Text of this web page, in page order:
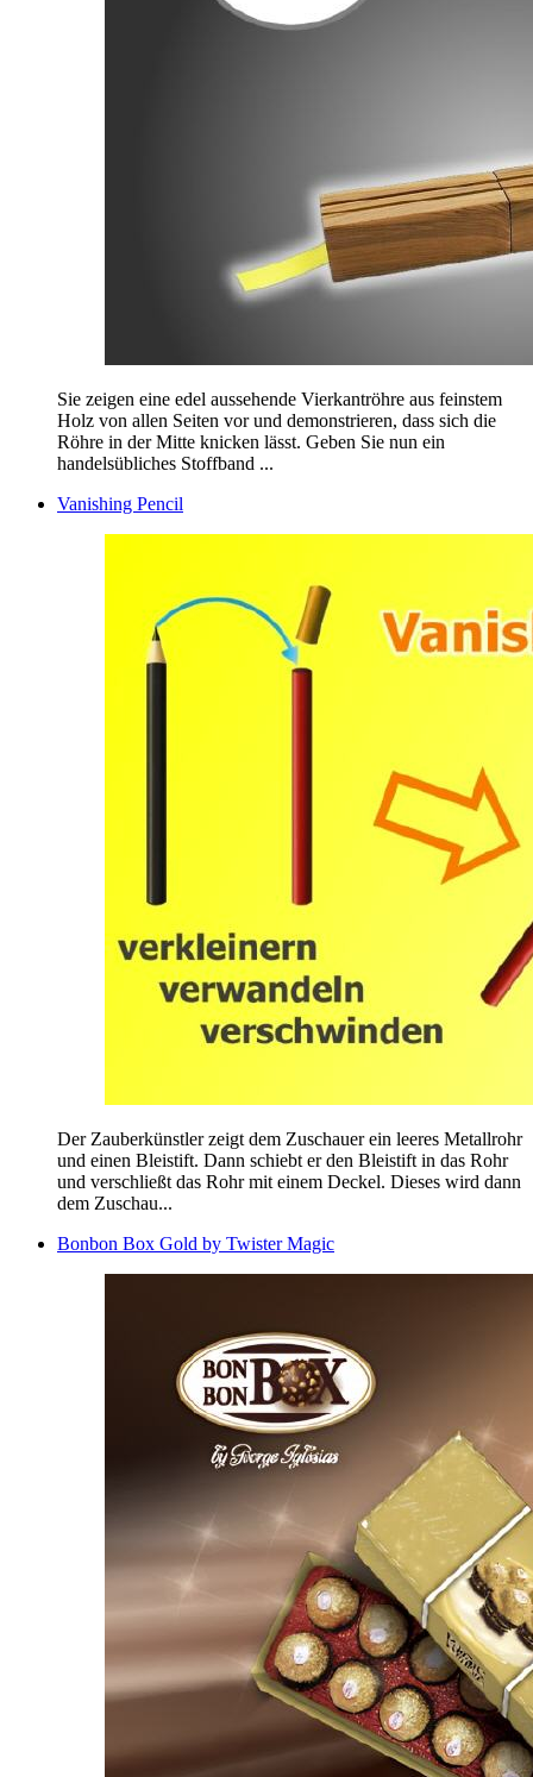
Sie zeigen eine edel aussehende Vierkantröhre aus feinstem
Holz von allen Seiten vor und demonstrieren, dass sich die
Röhre in der Mitte knicken lässt. Geben Sie nun ein
handelsübliches Stoffband ...
Vanishing Pencil
Der Zauberkünstler zeigt dem Zuschauer ein leeres Metallrohr
und einen Bleistift. Dann schiebt er den Bleistift in das Rohr
und verschließt das Rohr mit einem Deckel. Dieses wird dann
dem Zuschau...
Bonbon Box Gold by Twister Magic